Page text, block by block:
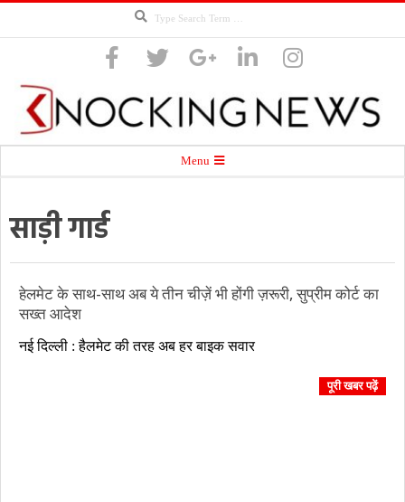
Knocking
News
Menu
साड़ी गार्ड
हेलमेट के साथ-साथ अब ये तीन चीज़ें भी होंगी ज़रूरी, सुप्रीम कोर्ट का
सख्त आदेश
02-
नई दिल्ली : हैलमेट की तरह अब हर बाइक सवार
पूरी खबर पढ़ें